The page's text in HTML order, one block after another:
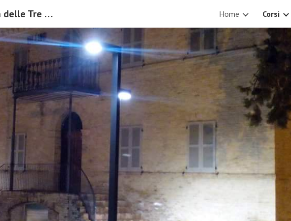
to main content Skip to navigation
Unitre Trecastelli Università delle Tre Età APS Home Corsi